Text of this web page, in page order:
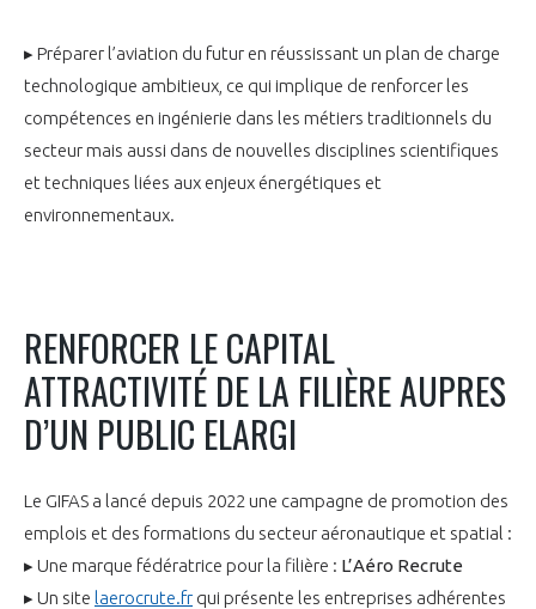
COMPÉTITIVITÉ
EMPLOI & FORMATION
ENVIRONNEMENT
LES PUBLICATIONS
DOCUMENTS & BROCHURES
RAPPORTS D'ACTIVITÉS
▸ Préparer l’aviation du futur en réussissant un plan de charge
technologique ambitieux, ce qui implique de renforcer les
compétences en ingénierie dans les métiers traditionnels du
secteur mais aussi dans de nouvelles disciplines scientifiques
et techniques liées aux enjeux énergétiques et
environnementaux.
RENFORCER LE CAPITAL
ATTRACTIVITÉ DE LA FILIÈRE AUPRES
D’UN PUBLIC ELARGI
Le GIFAS a lancé depuis 2022 une campagne de promotion des
emplois et des formations du secteur aéronautique et spatial :
▸ Une marque fédératrice pour la filière : L’Aéro Recrute
▸ Un site laerocrute.fr qui présente les entreprises adhérentes